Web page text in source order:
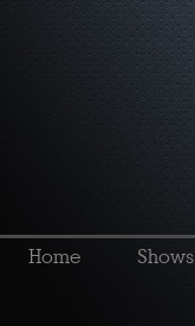
Home Shows